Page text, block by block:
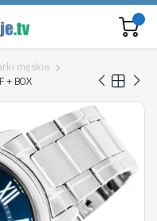
męskie
+ BOX